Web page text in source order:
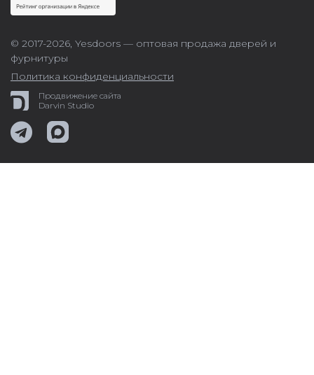
© 2017-2026, Yesdoors — оптовая продажа дверей и
фурнитуры
Политика конфиденциальности
Продвижение сайта
Darvin Studio